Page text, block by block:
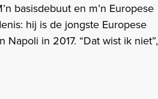
basisdebuut en m’n Europese
hij is de jongste Europese
in 2017. “Dat wist ik niet”,